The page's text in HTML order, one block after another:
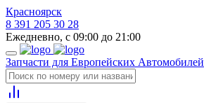
Красноярск
8 391 205 30 28
Ежедневно, с 09:00 до 21:00
Запчасти для Европейских Автомобилей